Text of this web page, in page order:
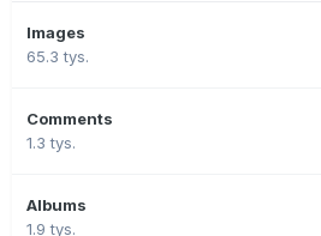
Images
65.3 tys.
Comments
1.3 tys.
Albums
1.9 tys.